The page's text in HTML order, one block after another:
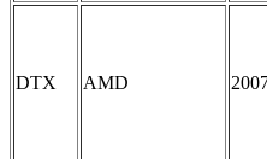
DTX AMD